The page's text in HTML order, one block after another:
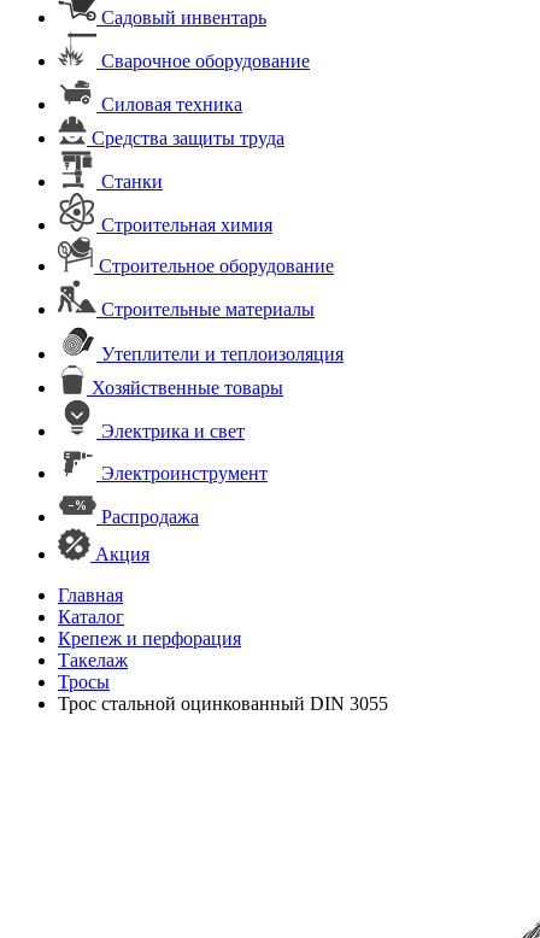
Садовый инвентарь
Сварочное оборудование
Силовая техника
Средства защиты труда
Станки
Строительная химия
Строительное оборудование
Строительные материалы
Утеплители и теплоизоляция
Хозяйственные товары
Электрика и свет
Электроинструмент
Распродажа
Акция
Главная
Каталог
Крепеж и перфорация
Такелаж
Тросы
Трос стальной оцинкованный DIN 3055